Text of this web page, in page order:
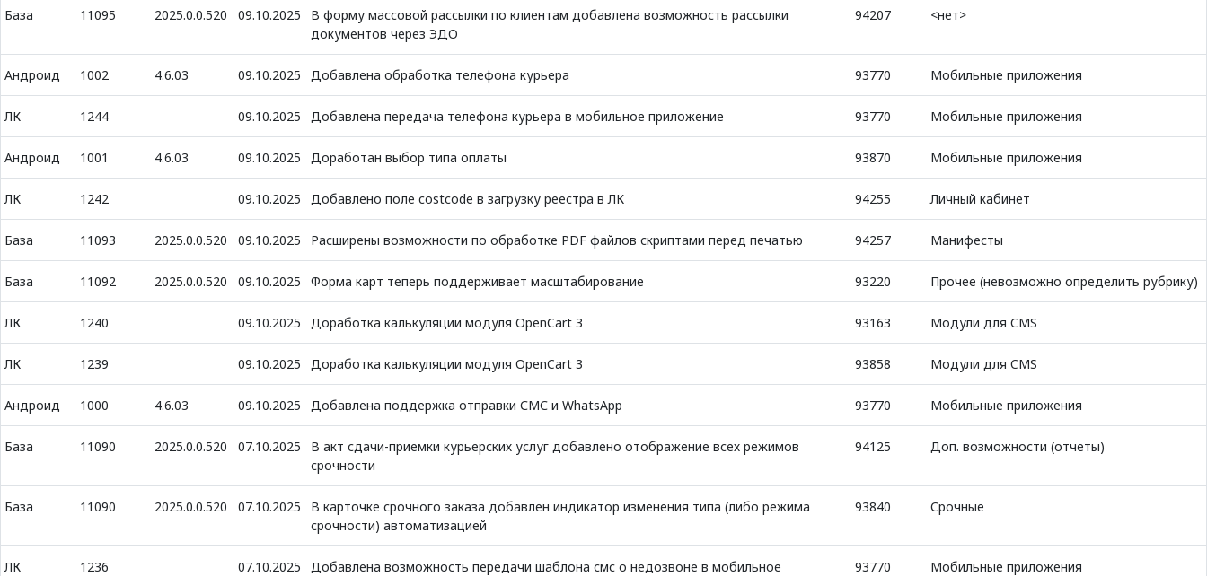
База 11095 2025.0.0.520 09.10.2025
В форму массовой рассылки по клиентам добавлена возможность рассылки
документов через ЭДО
94207 <нет>
Андроид 1002 4.6.03 09.10.2025 Добавлена обработка телефона курьера 93770 Мобильные приложения
ЛК 1244 09.10.2025 Добавлена передача телефона курьера в мобильное приложение 93770 Мобильные приложения
Андроид 1001 4.6.03 09.10.2025 Доработан выбор типа оплаты 93870 Мобильные приложения
ЛК 1242 09.10.2025 Добавлено поле costcode в загрузку реестра в ЛК 94255 Личный кабинет
База 11093 2025.0.0.520 09.10.2025 Расширены возможности по обработке PDF файлов скриптами перед печатью 94257 Манифесты
База 11092 2025.0.0.520 09.10.2025 Форма карт теперь поддерживает масштабирование 93220 Прочее (невозможно определить рубрику)
ЛК 1240 09.10.2025 Доработка калькуляции модуля OpenCart 3 93163 Модули для CMS
ЛК 1239 09.10.2025 Доработка калькуляции модуля OpenCart 3 93858 Модули для CMS
Андроид 1000 4.6.03 09.10.2025 Добавлена поддержка отправки СМС и WhatsApp 93770 Мобильные приложения
База 11090 2025.0.0.520 07.10.2025
В акт сдачи-приемки курьерских услуг добавлено отображение всех режимов
срочности
94125 Доп. возможности (отчеты)
База 11090 2025.0.0.520 07.10.2025
В карточке срочного заказа добавлен индикатор изменения типа (либо режима
срочности) автоматизацией
93840 Срочные
ЛК 1236 07.10.2025
Добавлена возможность передачи шаблона смс о недозвоне в мобильное
93770 Мобильные приложения